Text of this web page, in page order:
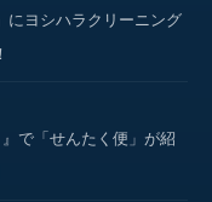
にヨシハラクリーニング
で「せんたく便」が紹